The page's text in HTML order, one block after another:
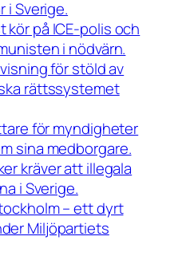
i Sverige.
på ICE-polis och
i nödvärn.
för stöld av
rättssystemet
för myndigheter
sina medborgare.
kräver att illegala
i Sverige.
– ett dyrt
Miljöpartiets